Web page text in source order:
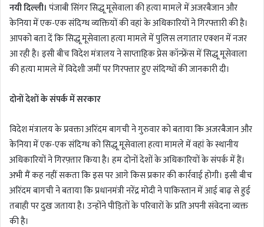
a
n
e
m
a
l
नयी दिल्ली। पंजाबी सिंगर सिद्धू मूसेवाला की हत्या मामले में अजरबैजान और
केनिया में एक-एक संदिग्ध व्यक्तियों की वहां के अधिकारियों ने गिरफ्तारी की है।
आपको बता दें कि सिद्धू मूसेवाला हत्या मामले में पुलिस लगातार एक्शन में नजर
आ रही है। इसी बीच विदेश मंत्रालय ने साप्ताहिक प्रेस कॉन्फ्रेंस में सिद्धू मूसेवाला
की हत्या मामले में विदेशी जमीं पर गिरफ्तार हुए संदिग्धों की जानकारी दी।
दोनों देशों के संपर्क में सरकार
विदेश मंत्रालय के प्रवक्ता अरिंदम बागची ने गुरुवार को बताया कि अजरबैजान और
केनिया में एक-एक संदिग्ध को सिद्धू मूसेवाला हत्या मामले में वहां के स्थानीय
अधिकारियों ने गिरफ़्तार किया है। हम दोनों देशों के अधिकारियों के संपर्क में हैं।
अभी मैं कह नहीं सकता कि इस पर आगे किस प्रकार की कार्रवाई होगी। इसी बीच
अरिंदम बागची ने बताया कि प्रधानमंत्री नरेंद्र मोदी ने पाकिस्तान में आई बाढ़ से हुई
तबाही पर दुख जताया है। उन्होंने पीड़ितों के परिवारों के प्रति अपनी संवेदना व्यक्त
की है।